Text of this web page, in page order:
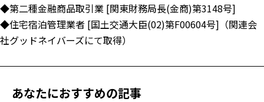
◆第二種金融商品取引業 [関東財務局長(金商)第3148号]
◆住宅宿泊管理業者 [国土交通大臣(02)第F00604号]（関連会
社グッドネイバーズにて取得）
あなたにおすすめの記事